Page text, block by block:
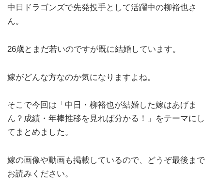
中日ドラゴンズで先発投手として活躍中の柳裕也さ
ん。
26歳とまだ若いのですが既に結婚しています。
嫁がどんな方なのか気になりますよね。
そこで今回は「中日・柳裕也が結婚した嫁はあげま
ん？成績・年棒推移を見れば分かる！」をテーマにし
てまとめました。
嫁の画像や動画も掲載しているので、どうぞ最後まで
お読みください。